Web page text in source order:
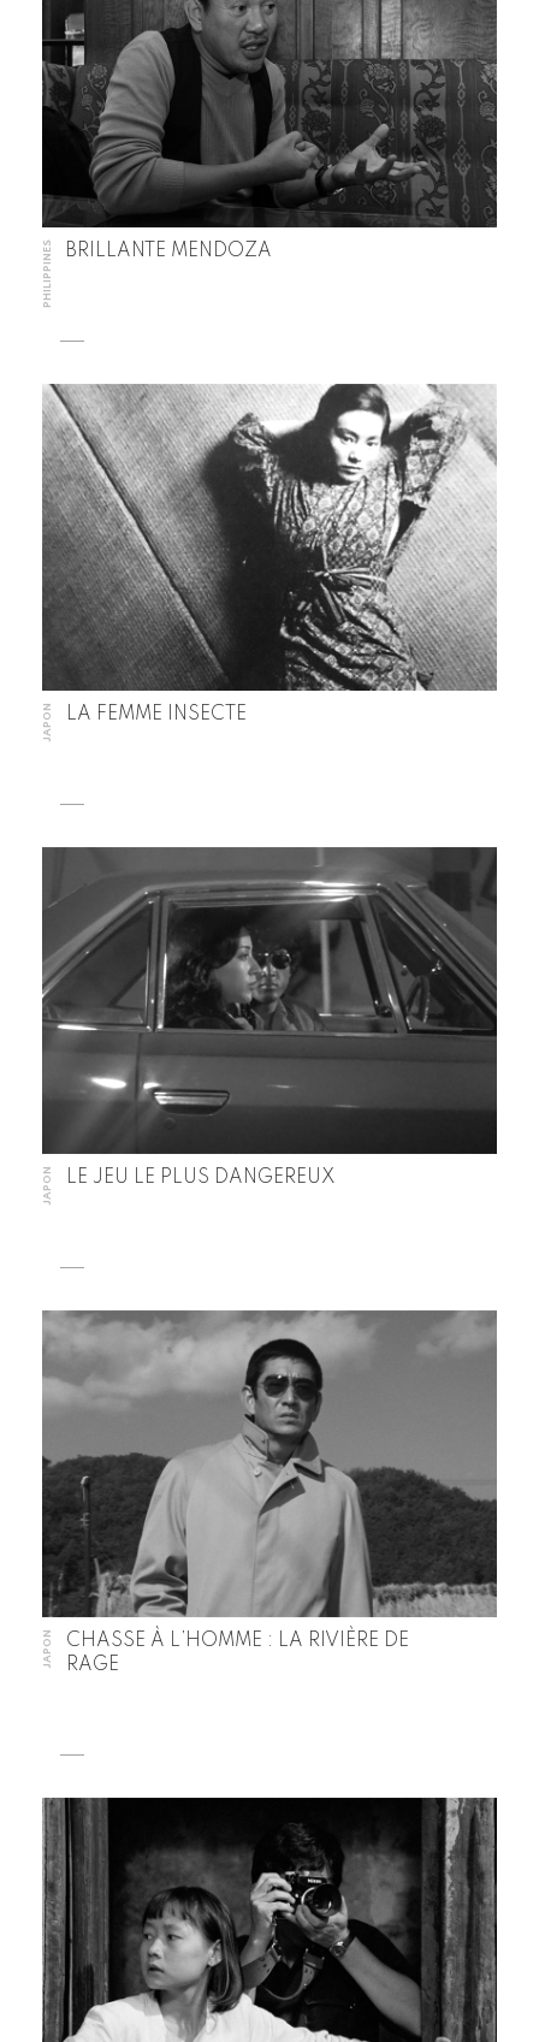
PHILIPPINES BRILLANTE MENDOZA
JAPON LA FEMME INSECTE
JAPON LE JEU LE PLUS DANGEREUX
JAPON
CHASSE À L’HOMME : LA RIVIÈRE DE
RAGE